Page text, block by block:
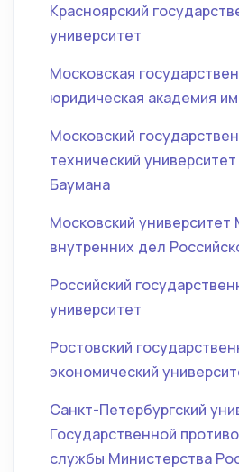
Красноярский
университет
Московская
юридическая академия
Московский
технический
Баумана
Московский университет
внутренних дел
Российский
университет
Ростовский
экономический
Санкт-Петербургский
Государственной
службы Министерства